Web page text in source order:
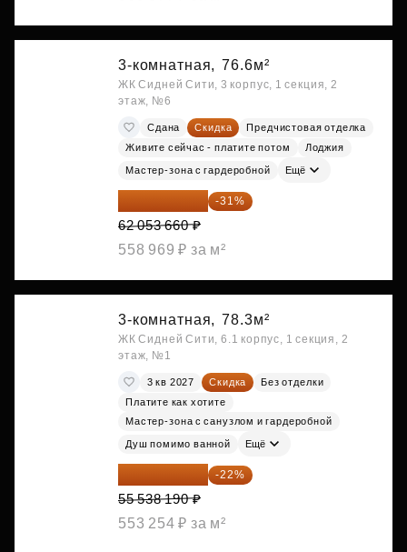
3-комнатная, 76.6м²
ЖК Сидней Сити, 3 корпус, 1 секция, 2
этаж, №6
Сдана Скидка
Предчистовая отделка
Живите сейчас - платите потом
Лоджия
Мастер-зона с гардеробной Ещё
42 817 025 ₽ -31%
62 053 660 ₽
558 969 ₽ за м²
3-комнатная, 78.3м²
ЖК Сидней Сити, 6.1 корпус, 1 секция, 2
этаж, №1
3 кв 2027 Скидка
Без отделки
Платите как хотите
Мастер-зона с санузлом и гардеробной
Душ помимо ванной Ещё
43 319 788 ₽ -22%
55 538 190 ₽
553 254 ₽ за м²